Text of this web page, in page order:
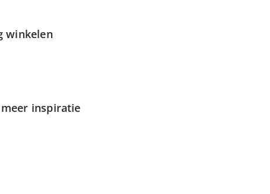
winkelen
inspiratie